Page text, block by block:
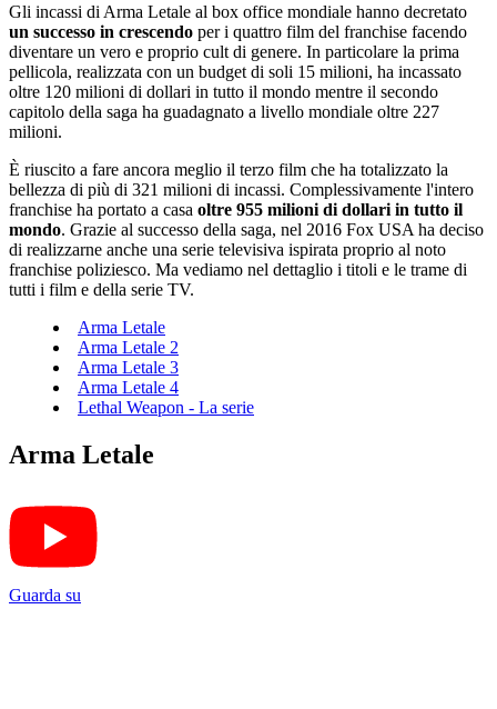
Gli incassi di Arma Letale al box office mondiale hanno decretato
un successo in crescendo per i quattro film del franchise facendo
diventare un vero e proprio cult di genere. In particolare la prima
pellicola, realizzata con un budget di soli 15 milioni, ha incassato
oltre 120 milioni di dollari in tutto il mondo mentre il secondo
capitolo della saga ha guadagnato a livello mondiale oltre 227
milioni.
È riuscito a fare ancora meglio il terzo film che ha totalizzato la
bellezza di più di 321 milioni di incassi. Complessivamente l'intero
franchise ha portato a casa oltre 955 milioni di dollari in tutto il
mondo. Grazie al successo della saga, nel 2016 Fox USA ha deciso
di realizzarne anche una serie televisiva ispirata proprio al noto
franchise poliziesco. Ma vediamo nel dettaglio i titoli e le trame di
tutti i film e della serie TV.
Arma Letale
Arma Letale 2
Arma Letale 3
Arma Letale 4
Lethal Weapon - La serie
Arma Letale
Guarda su